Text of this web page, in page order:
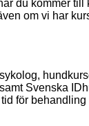
du kommer till
om vi har
Svenska
för